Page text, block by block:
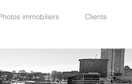
immobiliers Clients